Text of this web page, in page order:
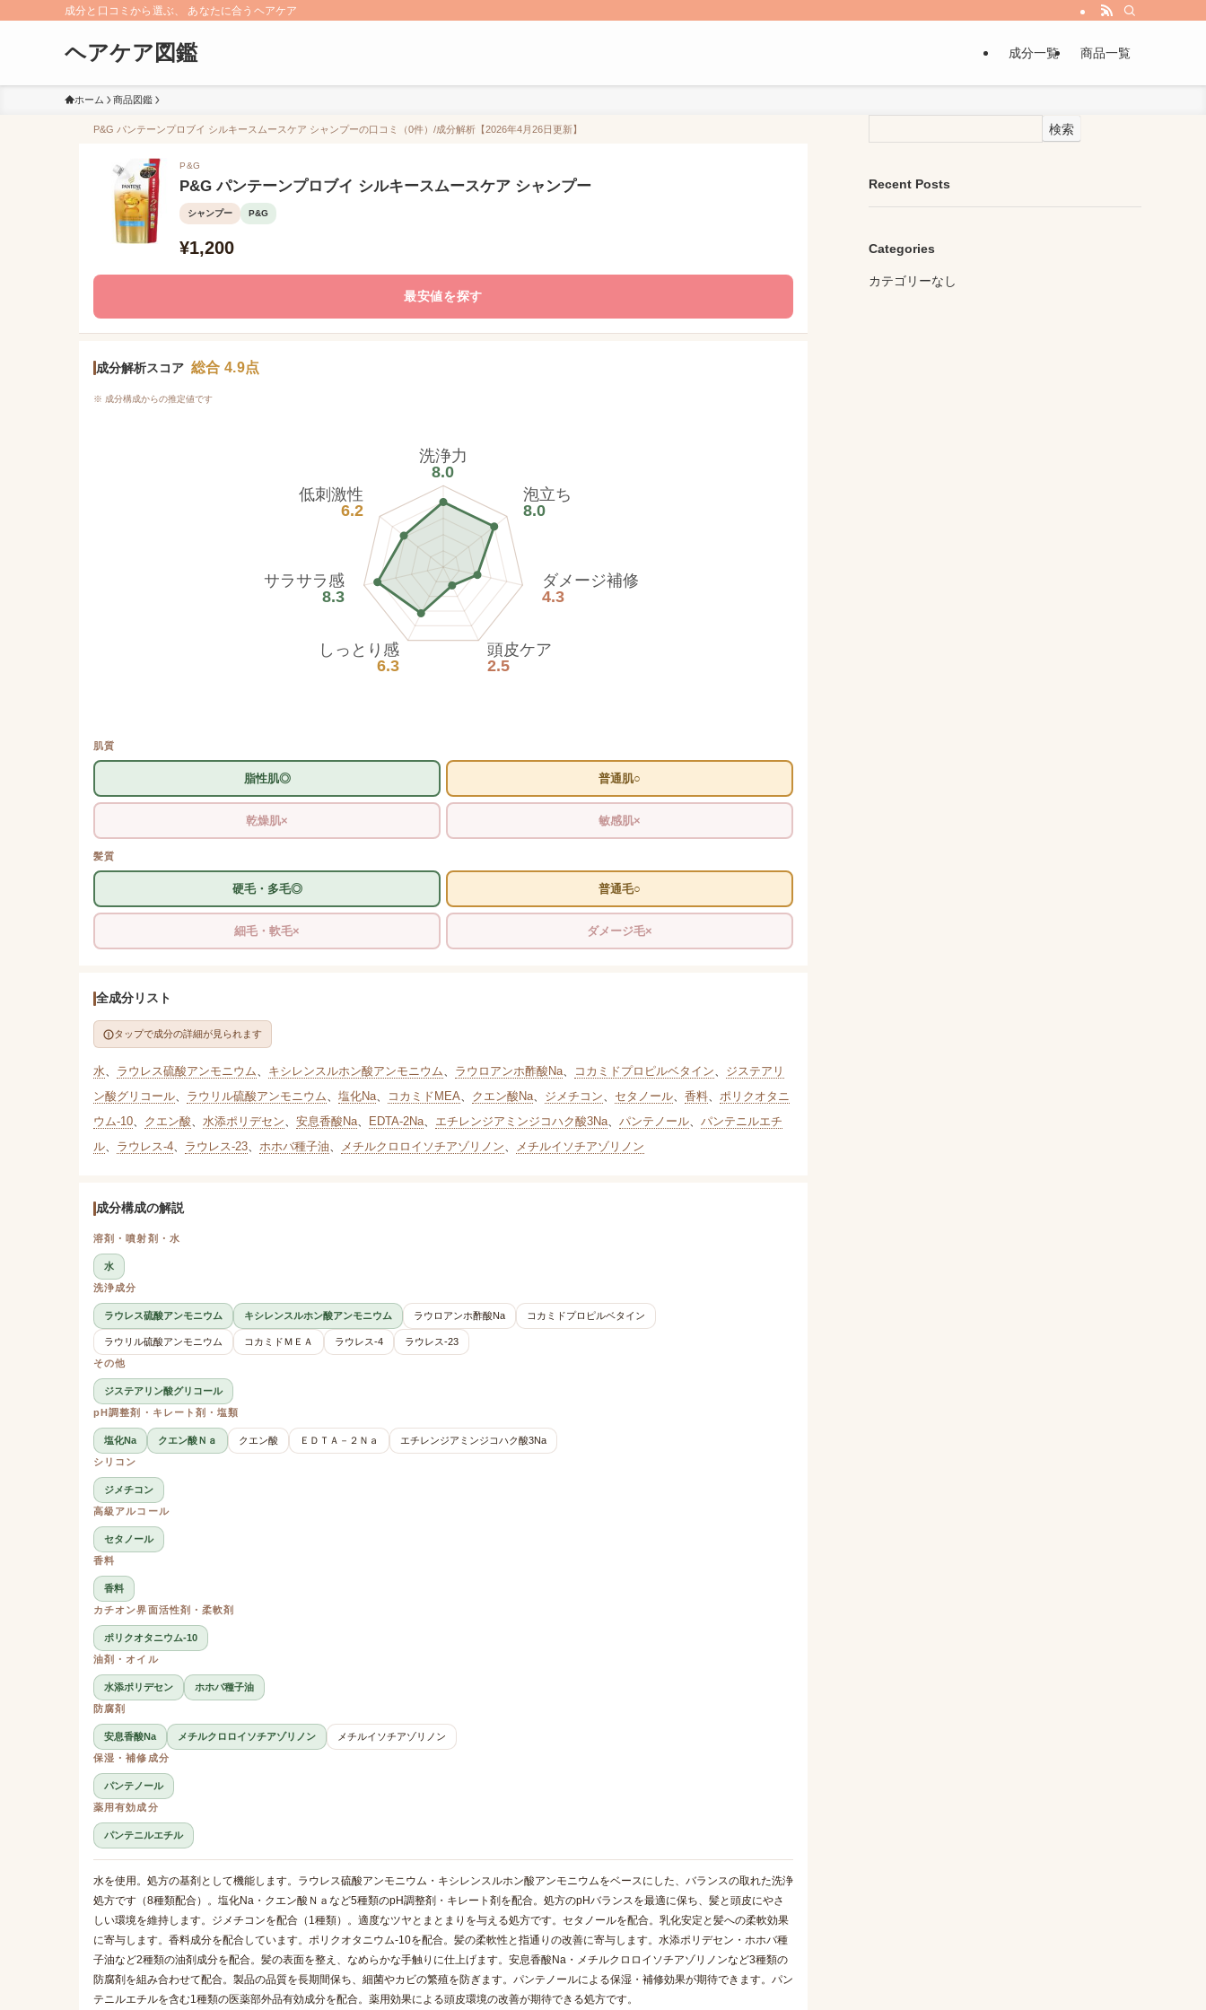
成分と口コミから選ぶ、 あなたに合うヘアケア
ヘアケア図鑑 成分一覧 商品一覧
ホーム 商品図鑑
P&G パンテーンプロブイ シルキースムースケア シャンプーの口コミ（0件）/成分解析【2026年4月26日更新】
P&G
P&G パンテーンプロブイ シルキースムースケア シャンプー
シャンプー P&G
¥1,200
最安値を探す
成分解析スコア 総合 4.9点
※ 成分構成からの推定値です
洗浄力
8.0
泡立ち
8.0
ダメージ補修
4.3
頭皮ケア
2.5
しっとり感
6.3
サラサラ感
8.3
低刺激性
6.2
肌質
脂性肌◎ 普通肌○
乾燥肌× 敏感肌×
髪質
硬毛・多毛◎ 普通毛○
細毛・軟毛× ダメージ毛×
全成分リスト
タップで成分の詳細が見られます
水、 ラウレス硫酸アンモニウム、 キシレンスルホン酸アンモニウム、 ラウロアンホ酢酸Na、 コカミドプロピルベタイン、 ジステアリ
ン酸グリコール、 ラウリル硫酸アンモニウム、 塩化Na、 コカミドMEA、 クエン酸Na、 ジメチコン、 セタノール、 香料、 ポリクオタニ
ウム-10、 クエン酸、 水添ポリデセン、 安息香酸Na、 EDTA-2Na、 エチレンジアミンジコハク酸3Na、 パンテノール、 パンテニルエチ
ル、 ラウレス-4、 ラウレス-23、 ホホバ種子油、 メチルクロロイソチアゾリノン、 メチルイソチアゾリノン
成分構成の解説
溶剤・噴射剤・水
水
洗浄成分
ラウレス硫酸アンモニウム キシレンスルホン酸アンモニウム ラウロアンホ酢酸Na コカミドプロピルベタイン
ラウリル硫酸アンモニウム コカミドＭＥＡ ラウレス-4
ラウレス-23
その他
ジステアリン酸グリコール
pH調整剤・キレート剤・塩類
塩化Na クエン酸Ｎａ クエン酸 ＥＤＴＡ－２Ｎａ
エチレンジアミンジコハク酸3Na
シリコン
ジメチコン
高級アルコール
セタノール
香料
香料
カチオン界面活性剤・柔軟剤
ポリクオタニウム-10
油剤・オイル
水添ポリデセン
ホホバ種子油
防腐剤
安息香酸Na メチルクロロイソチアゾリノン
メチルイソチアゾリノン
保湿・補修成分
パンテノール
薬用有効成分
パンテニルエチル
水を使用。処方の基剤として機能します。ラウレス硫酸アンモニウム・キシレンスルホン酸アンモニウムをベースにした、バランスの取れた洗浄
処方です（8種類配合）。塩化Na・クエン酸Ｎａなど5種類のpH調整剤・キレート剤を配合。処方のpHバランスを最適に保ち、髪と頭皮にやさ
しい環境を維持します。ジメチコンを配合（1種類）。適度なツヤとまとまりを与える処方です。セタノールを配合。乳化安定と髪への柔軟効果
に寄与します。香料成分を配合しています。ポリクオタニウム-10を配合。髪の柔軟性と指通りの改善に寄与します。水添ポリデセン・ホホバ種
子油など2種類の油剤成分を配合。髪の表面を整え、なめらかな手触りに仕上げます。安息香酸Na・メチルクロロイソチアゾリノンなど3種類の
防腐剤を組み合わせて配合。製品の品質を長期間保ち、細菌やカビの繁殖を防ぎます。パンテノールによる保湿・補修効果が期待できます。パン
テニルエチルを含む1種類の医薬部外品有効成分を配合。薬用効果による頭皮環境の改善が期待できる処方です。
検索
Recent Posts
Categories
カテゴリーなし